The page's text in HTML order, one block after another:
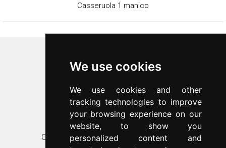
We use cookies
We use cookies and other
tracking technologies to improve
your browsing experience on our
website, to show you
personalized content and
Casseruola 1 manico
Via Bernocchi 48
p.iva 00547480988
c.f. 00277970174
n.REA 87777
Contatti Assistenza clienti